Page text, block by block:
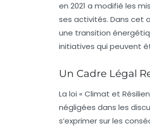
en 2021 a modifié les
ses activités. Dans cet
une transition
initiatives qui peuvent
Un Cadre Légal
La loi « Climat et
négligées dans les
s’exprimer sur les